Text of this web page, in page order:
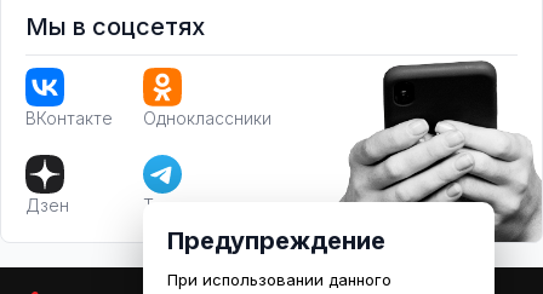
Мы в соцсетях
ВКонтакте Одноклассники
Дзен Телеграм
Предупреждение
При использовании данного